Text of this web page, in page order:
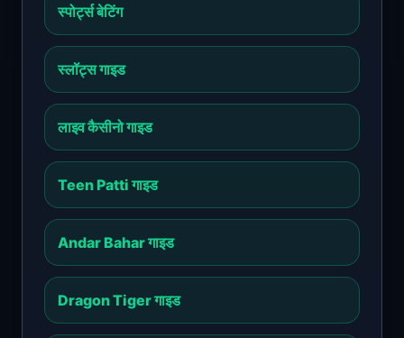
स्पोर्ट्स बेटिंग
स्लॉट्स गाइड
लाइव कैसीनो गाइड
Teen Patti गाइड
Andar Bahar गाइड
Dragon Tiger गाइड